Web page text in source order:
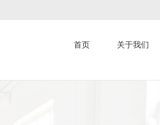
首页 关于我们